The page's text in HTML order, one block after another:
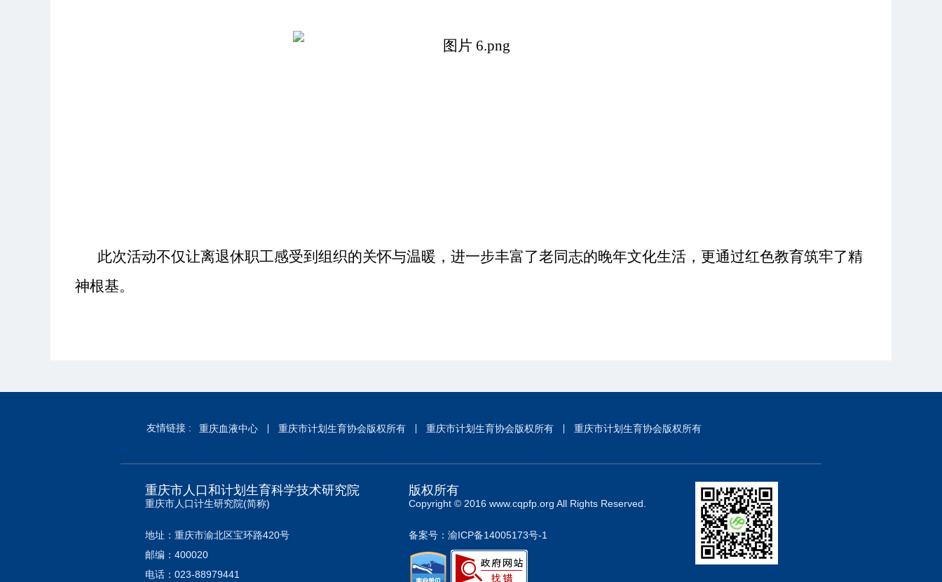
此次活动不仅让离退休职工感受到组织的关怀与温暖，进一步丰富了老同志的晚年文化生活，更通过红色教育筑牢了精
神根基。
友情链接 : 重庆血液中心 重庆市计划生育协会版权所有 重庆市计划生育协会版权所有 重庆市计划生育协会版权所有
重庆市人口和计划生育科学技术研究院
重庆市人口计生研究院(简称)
地址：重庆市渝北区宝环路420号
邮编：400020
电话：023-88979441
版权所有
Copyright © 2016 www.cqpfp.org All Rights Reserved.
备案号：渝ICP备14005173号-1